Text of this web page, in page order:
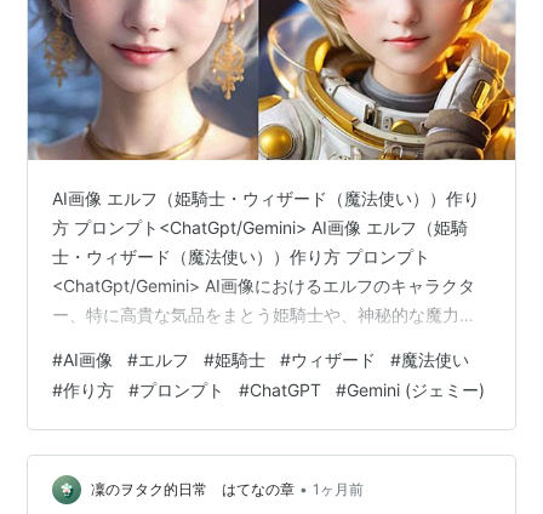
AI画像 エルフ（姫騎士・ウィザード（魔法使い））作り
方 プロンプト<ChatGpt/Gemini> AI画像 エルフ（姫騎
士・ウィザード（魔法使い））作り方 プロンプト
<ChatGpt/Gemini> AI画像におけるエルフのキャラクタ
ー、特に高貴な気品をまとう姫騎士や、神秘的な魔力を
ンプトの作成方法と、魅力的な世界観を引き出すための
テクニックについて詳しく解説します。AI画像生成を活
用することで、ファンタジーの王道である美しいエルフ
たちの姿を、圧倒的なリアリティと鮮やかな色彩で表現
することが可能になります。 AI画像 エルフのキャラクタ
#AI画像 #エルフ #姫騎士 #ウィザード #魔法使い
#作り方 #プロンプト #ChatGPT #Gemini (ジェミー)
凜のヲタク的日常 はてなの章 • 1ヶ月前